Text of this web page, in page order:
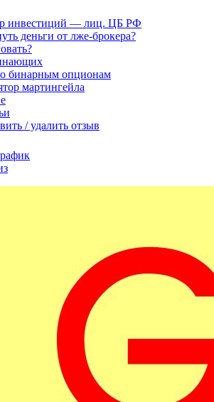
инвестиций — лиц. ЦБ РФ
деньги от лже-брокера?
бинарным опционам
мартингейла
/ удалить отзыв